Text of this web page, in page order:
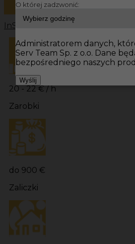
InServ Oferty pracy
20 - 22 € / h
Zarobki
do 900 €
Zaliczki
O której zadzwonić:
Administratorem danych,
Serv Team Sp. z o.o. Dane
bezpośredniego naszych
Wyślij